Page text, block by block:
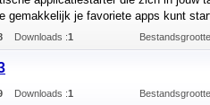
gemakkelijk je favoriete apps kunt
Downloads :1
Downloads :1